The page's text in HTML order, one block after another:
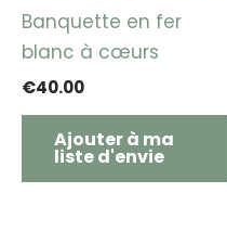
Banquette en fer
blanc à cœurs
€40.00
Ajouter à ma
liste d'envie